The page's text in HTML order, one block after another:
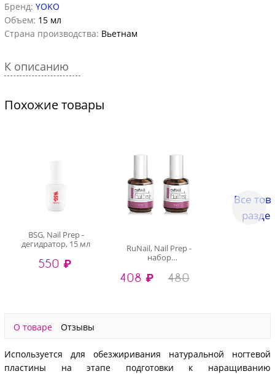
Бренд: YOKO
Объем: 15 мл
Страна производства: Вьетнам
К описанию
Похожие товары
BSG, Nail Prep -
дегидратор, 15 мл
550 ₽
RuNail, Nail Prep -
набор
ногтей, 2 шт по 15 мл
408 ₽ 480
Все
О товаре Отзывы
Используется для обезжиривания натуральной ногтевой
пластины на этапе подготовки к наращиванию